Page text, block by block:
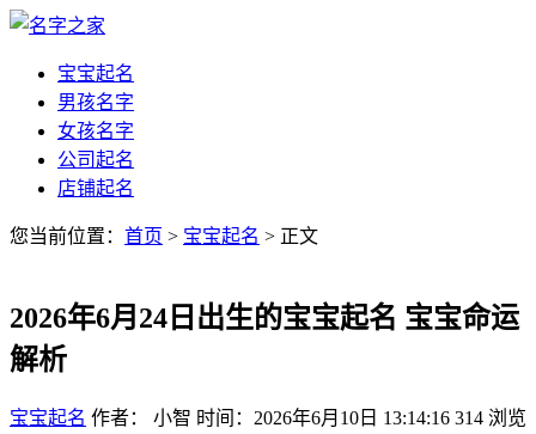
宝宝起名
男孩名字
女孩名字
公司起名
店铺起名
您当前位置： 首页 > 宝宝起名 > 正文
2026年6月24日出生的宝宝起名 宝宝命运
解析
宝宝起名 作者： 小智 时间：2026年6月10日 13:14:16 314 浏览